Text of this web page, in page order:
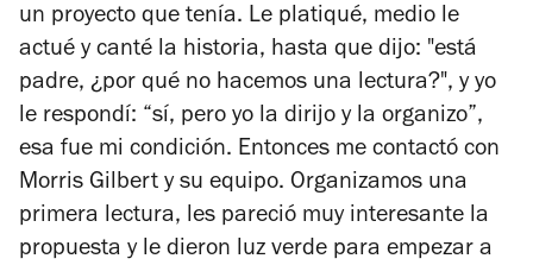
un proyecto que tenía. Le platiqué, medio le
actué y canté la historia, hasta que dijo: "está
padre, ¿por qué no hacemos una lectura?", y yo
le respondí: “sí, pero yo la dirijo y la organizo”,
esa fue mi condición. Entonces me contactó con
Morris Gilbert y su equipo. Organizamos una
primera lectura, les pareció muy interesante la
propuesta y le dieron luz verde para empezar a